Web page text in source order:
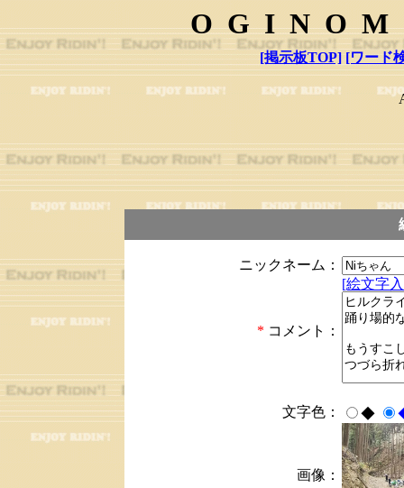
[掲示板TOP] [ワード
ニックネーム：
* コメント：
[絵文字
文字色： ◆
画像：